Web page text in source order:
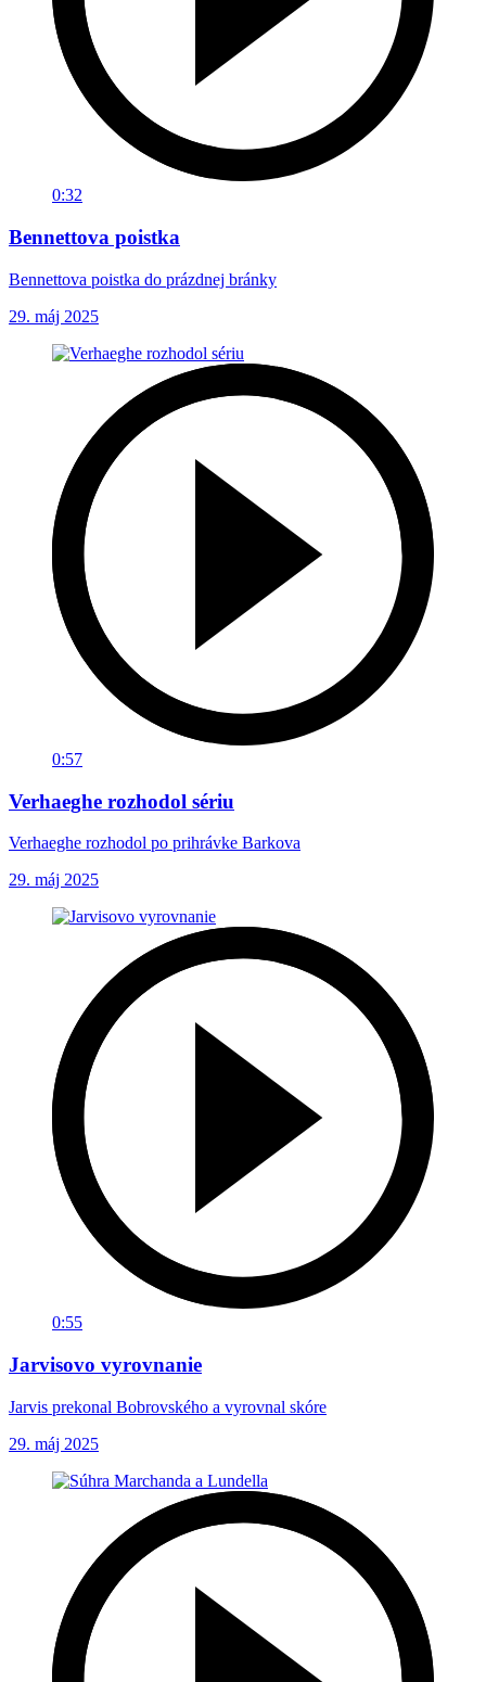
0:32
Bennettova poistka
Bennettova poistka do prázdnej bránky
29. máj 2025
0:57
Verhaeghe rozhodol sériu
Verhaeghe rozhodol po prihrávke Barkova
29. máj 2025
0:55
Jarvisovo vyrovnanie
Jarvis prekonal Bobrovského a vyrovnal skóre
29. máj 2025